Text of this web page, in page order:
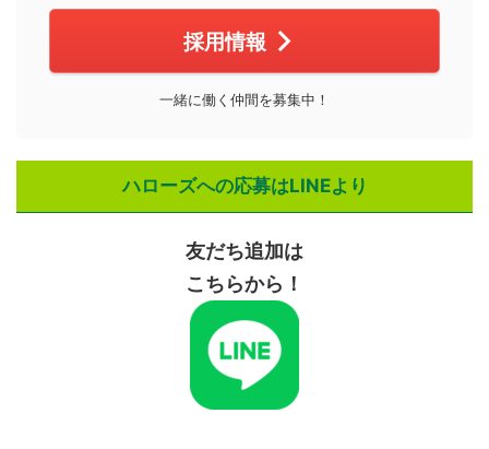
採用情報
一緒に働く仲間を募集中！
ハローズへの応募はLINEより
友だち追加は
こちらから！